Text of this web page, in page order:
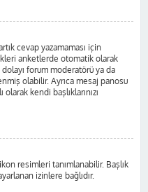
cevap yazamaması için
anketlerde otomatik olarak
forum moderatörü ya da
olabilir. Ayrıca mesaj panosu
kendi başlıklarınızı
resimleri tanımlanabilir. Başlık
izinlere bağlıdır.